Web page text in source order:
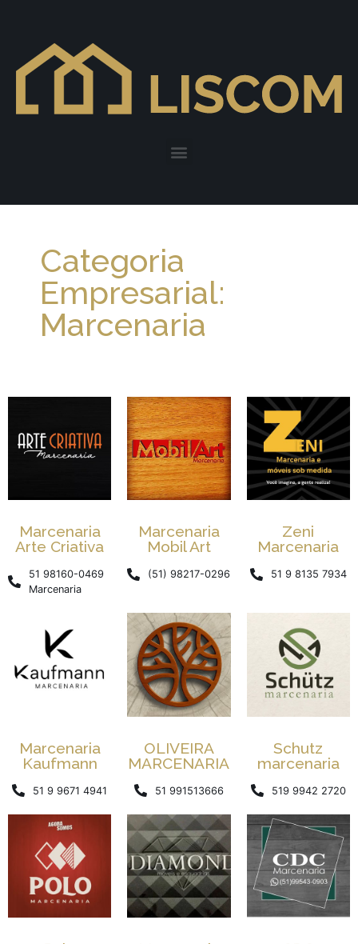
Categoria
Empresarial:
Marcenaria
Marcenaria
Arte Criativa
51 98160-0469
Marcenaria
Marcenaria
Mobil Art
(51) 98217-0296
Zeni
Marcenaria
51 9 8135 7934
Marcenaria
Kaufmann
51 9 9671 4941
OLIVEIRA
MARCENARIA
51 991513666
Schutz
marcenaria
519 9942 2720